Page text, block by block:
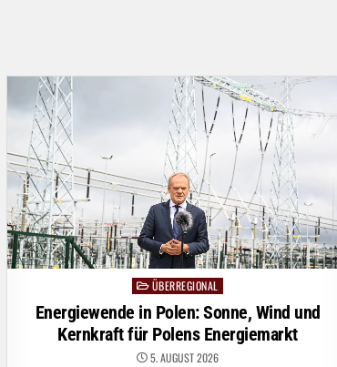
Posted
in
ÜBERREGIONAL
Energiewende in Polen: Sonne, Wind und
Kernkraft für Polens Energiemarkt
5. AUGUST 2026